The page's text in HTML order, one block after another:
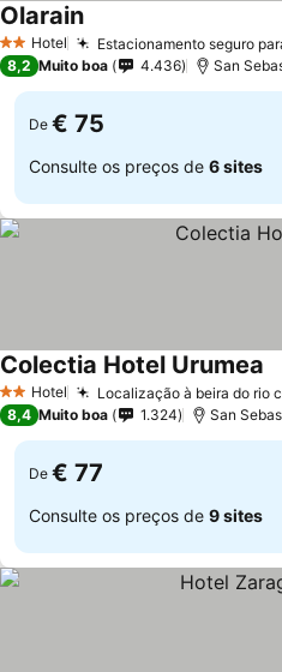
2 Estrelas
Hotel Estacionamento seguro
Olarain
8,2 Muito boa 4.436 San
De € 75
Consulte os preços de 6 sites
2 Estrelas
Hotel Localização à beira do rio
Colectia Hotel Urumea
8,4 Muito boa 1.324 San
De € 77
Consulte os preços de 9 sites